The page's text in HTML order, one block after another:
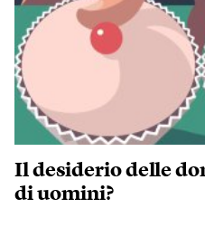
Il desiderio delle
di uomini?